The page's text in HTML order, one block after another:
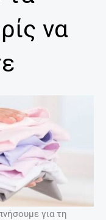
να
για τη